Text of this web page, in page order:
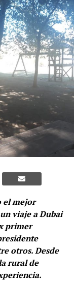
el mejor
viaje a Dubai
primer
otros. Desde
rural de